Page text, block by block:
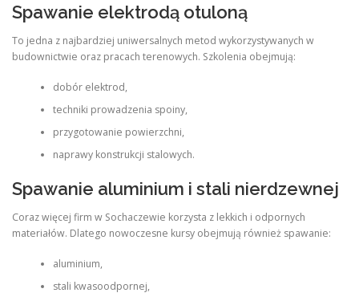
Spawanie elektrodą otuloną
To jedna z najbardziej uniwersalnych metod wykorzystywanych w
budownictwie oraz pracach terenowych. Szkolenia obejmują:
dobór elektrod,
techniki prowadzenia spoiny,
przygotowanie powierzchni,
naprawy konstrukcji stalowych.
Spawanie aluminium i stali nierdzewnej
Coraz więcej firm w Sochaczewie korzysta z lekkich i odpornych
materiałów. Dlatego nowoczesne kursy obejmują również spawanie:
aluminium,
stali kwasoodpornej,